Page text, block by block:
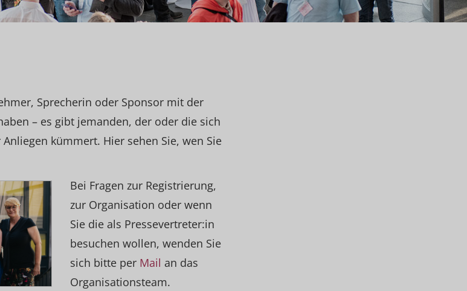
Sprecherin oder Sponsor mit der
– es gibt jemanden, der oder die sich
kümmert. Hier sehen Sie, wen Sie
Bei Fragen zur Registrierung,
zur Organisation oder wenn
Sie die als Pressevertreter:in
besuchen wollen, wenden Sie
sich bitte per Mail an das
Organisationsteam.